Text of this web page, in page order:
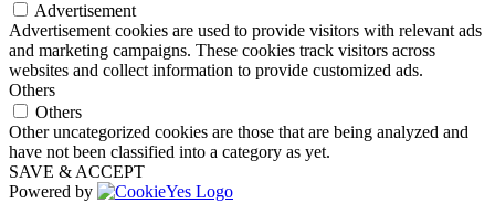
Advertisement
Advertisement cookies are used to provide visitors with relevant ads
and marketing campaigns. These cookies track visitors across
websites and collect information to provide customized ads.
Others
Others
Other uncategorized cookies are those that are being analyzed and
have not been classified into a category as yet.
SAVE & ACCEPT
Powered by